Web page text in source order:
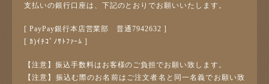
支払いの銀行口座は、下記のとおりでお願いいたします。
[ PayPay銀行本店営業部 普通7942632 ]
[ ｶ)ｲﾁｺﾞﾉｻﾄﾌｧｰﾑ ]
【注意】振込手数料はお客様のご負担でお願い致します。
【注意】振込む際のお名前はご注文者名と同一名義でお願い致